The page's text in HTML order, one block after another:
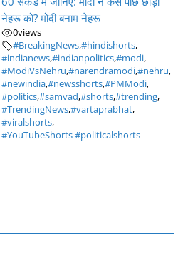
नेहरू को? मोदी बनाम नेहरू
0views
#BreakingNews,#hindishorts,
#indianews,#indianpolitics,#modi,
#ModiVsNehru,#narendramodi,#nehru,
#newindia,#newsshorts,#PMModi,
#politics,#samvad,#shorts,#trending,
#TrendingNews,#vartaprabhat,
#viralshorts,
#YouTubeShorts #politicalshorts